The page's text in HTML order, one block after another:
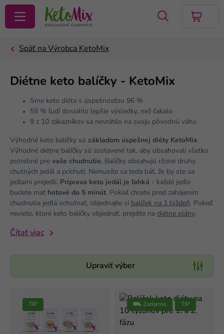
VYHĽADAŤ
Diétne keto balíčky - KetoMix
Sme keto diéta s úspešnosťou 96 %
59 % ľudí dosiahlo lepšie výsledky, než čakalo
9 z 10 zákazníkov sa nevrátilo na svoju pôvodnú váhu
Výhodné keto balíčky sú základom úspešnej diéty KetoMix.
Výhodné diétne balíčky sú zostavené tak, aby obsahovali všetko
potrebné pre vaše chudnutie. Balíčky obsahujú rôzne druhy
chutných jedál a príchutí. Nemusíte sa teda báť, že by ste sa
jedlami prejedli. Príprava keto jedál je ľahká - každé jedlo
budete mať hotové do 5 minút. Pokiaľ chcete pred zahájením
chudnutia jedlá ochutnať, objednajte si balíček na 1 týždeň. Pokiaľ
neviete, ktoré keto balíčky objednať, prejdite na diétne plány.
Čítať viac
Upraviť výber
TIP ⛟ Zadarmo TIP